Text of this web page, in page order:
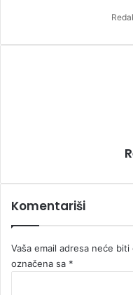
Komentariši
Vaša email adresa neće biti
označena sa *